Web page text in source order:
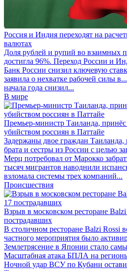
Россия и Индия переходят на
валютах
Доля рублей и рупий во взаимных
достигла 96%. Переход России и
Банк России снизил ключевую
заявила о нехватке рабочей силы в...
начала года снизил...
В мире
Премьер-министр Таиланда, принёс
убийством россиян в Паттайе
Задержаны двое граждан Таиланда,
брата и сестры из России с целью
Мерц потребовал от Марокко
тысяч мигрантов наводнили
взломала системы трех компаний...
Происшествия
Взрыв в московском ресторане
пострадавших
В столичном ресторане Balzi Rossi
частного мероприятия было
Землетрясение в Японии стало
Масштабная атака БПЛА на
Ночной удар ВСУ по Кубани